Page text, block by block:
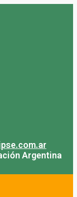
Argentina